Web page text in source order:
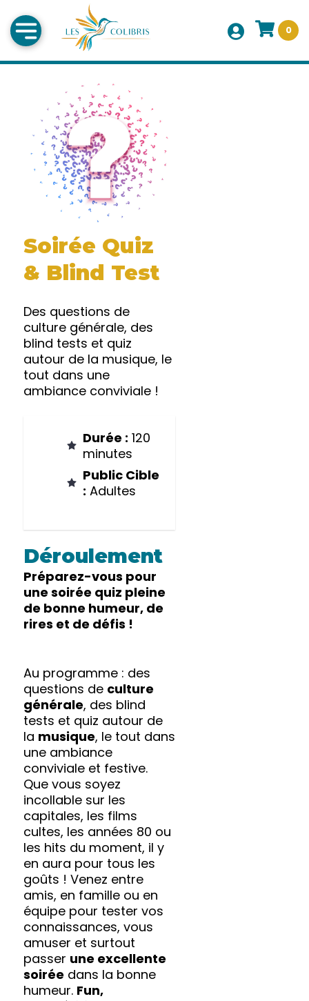
0
Soirée Quiz
& Blind Test
Des questions de
culture générale, des
blind tests et quiz
autour de la musique, le
tout dans une
ambiance conviviale !
Durée : 120
minutes
Public Cible
: Adultes
Déroulement
Préparez-vous pour
une soirée quiz pleine
de bonne humeur, de
rires et de défis !
Au programme : des
questions de culture
générale, des blind
tests et quiz autour de
la musique, le tout dans
une ambiance
conviviale et festive.
Que vous soyez
incollable sur les
capitales, les films
cultes, les années 80 ou
les hits du moment, il y
en aura pour tous les
goûts ! Venez entre
amis, en famille ou en
équipe pour tester vos
connaissances, vous
amuser et surtout
passer une excellente
soirée dans la bonne
humeur. Fun,